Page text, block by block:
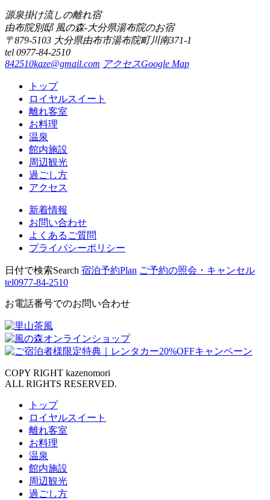
源泉掛け流しの離れ宿
由布院別邸 風の森-大分県湯布院のお宿
〒879-5103 大分県由布市湯布院町川南371-1
tel 0977-84-2510
842510kaze@gmail.com アクセスGoogle Map
トップ
ロイヤルスイート
離れ客室
お料理
温泉
館内施設
周辺観光
過ごし方
アクセス
新着情報
お問い合わせ
よくあるご質問
プライバシーポリシー
日付で検索Search 宿泊予約Plan ご予約の照会・キャンセル
tel0977-84-2510
お電話番号でのお問い合わせ
COPY RIGHT kazenomori
ALL RIGHTS RESERVED.
トップ
ロイヤルスイート
離れ客室
お料理
温泉
館内施設
周辺観光
過ごし方